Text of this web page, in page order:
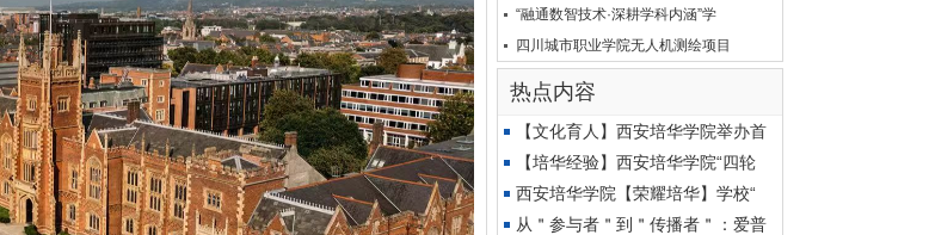
“融通数智技术·深耕学科内涵”学
四川城市职业学院无人机测绘项目
热点内容
【文化育人】西安培华学院举办首
【培华经验】西安培华学院“四轮
西安培华学院【荣耀培华】学校“
从＂参与者＂到＂传播者＂：爱普